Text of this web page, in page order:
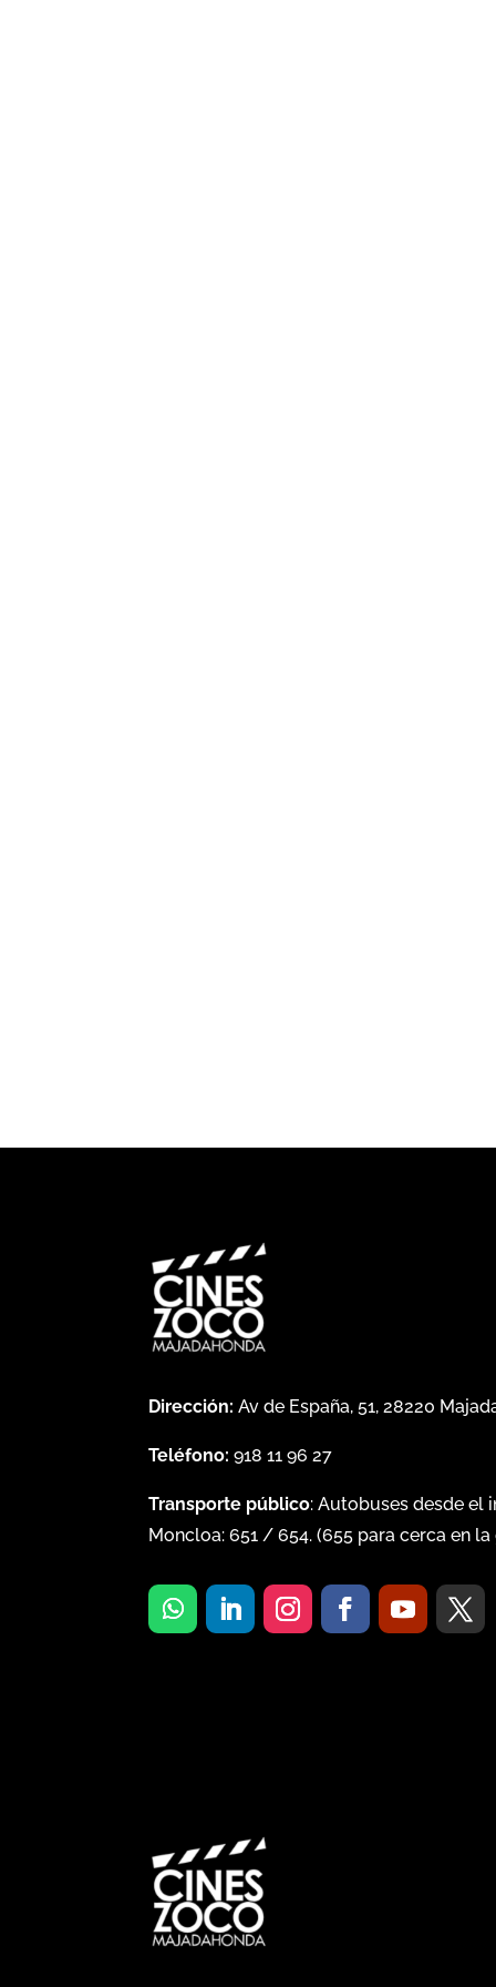
Dirección: Av de España, 51, 28220
Teléfono: 918 11 96 27
Transporte público: Autobuses desde el
Moncloa:651 /654. (655 para cerca en la